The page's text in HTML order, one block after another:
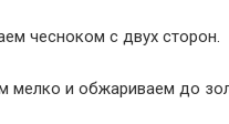
чесноком с двух сторон.
мелко и обжариваем до